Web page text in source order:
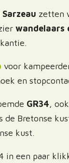
zetten
wandelaars
voor
en
GR34,
de Bretonse
kust.
in een paar